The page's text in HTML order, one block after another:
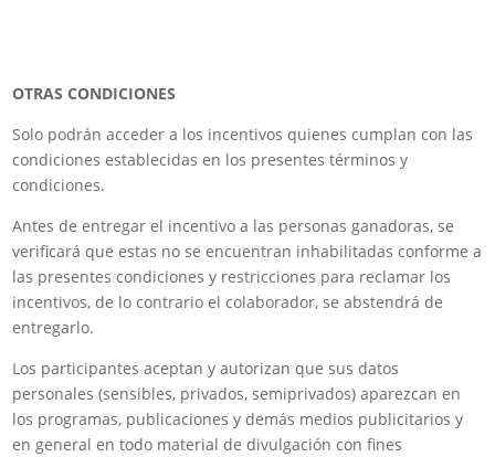
OTRAS CONDICIONES
Solo podrán acceder a los incentivos quienes cumplan con las
condiciones establecidas en los presentes términos y
condiciones.
Antes de entregar el incentivo a las personas ganadoras, se
verificará que estas no se encuentran inhabilitadas conforme a
las presentes condiciones y restricciones para reclamar los
incentivos, de lo contrario el colaborador, se abstendrá de
entregarlo.
Los participantes aceptan y autorizan que sus datos
personales (sensibles, privados, semiprivados) aparezcan en
los programas, publicaciones y demás medios publicitarios y
en general en todo material de divulgación con fines